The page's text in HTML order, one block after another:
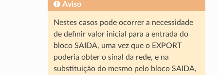
Aviso
Nestes casos pode ocorrer a necessidade
de definir valor inicial para a entrada do
bloco SAIDA, uma vez que o EXPORT
poderia obter o sinal da rede, e na
substituição do mesmo pelo bloco SAIDA,